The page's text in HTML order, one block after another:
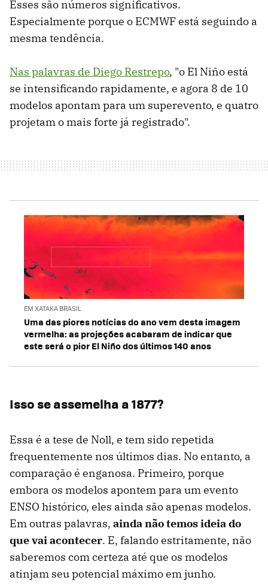
Esses são números significativos.
Especialmente porque o ECMWF está seguindo a
mesma tendência.
Nas palavras de Diego Restrepo, "o El Niño está
se intensificando rapidamente, e agora 8 de 10
modelos apontam para um superevento, e quatro
projetam o mais forte já registrado".
EM XATAKA BRASIL
Uma das piores notícias do ano vem desta imagem
vermelha: as projeções acabaram de indicar que
este será o pior El Niño dos últimos 140 anos
Isso se assemelha a 1877?
Essa é a tese de Noll, e tem sido repetida
frequentemente nos últimos dias. No entanto, a
comparação é enganosa. Primeiro, porque
embora os modelos apontem para um evento
ENSO histórico, eles ainda são apenas modelos.
Em outras palavras, ainda não temos ideia do
que vai acontecer. E, falando estritamente, não
saberemos com certeza até que os modelos
atinjam seu potencial máximo em junho.